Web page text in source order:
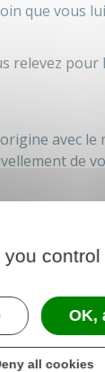
que vous
relevez pour
avec le
de
arrêté du
organisme,
travail
votre
OK,
all cookies